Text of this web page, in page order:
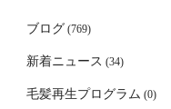
ブログ(769)
新着ニュース (34)
毛髪再生プログラム (0)